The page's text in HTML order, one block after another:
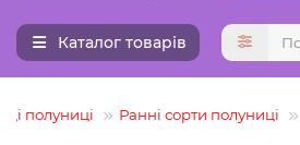
Каталог товарів
полуниці Ранні сорти полуниці